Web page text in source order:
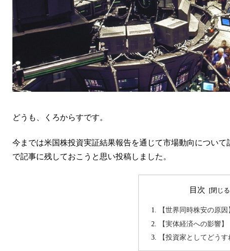
どうも、くろからすです。
今までは米国株投資実証結果報告を通じて市場動向につい
で記事に残しておこうと思い投稿しました。
目次
【世界同時株安の原因
【実体経済への影響】
【投資家としてどうす